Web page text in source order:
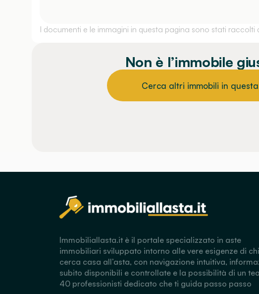
I documenti e le immagini in questa pagina sono stati
Non è l’immobile
Cerca altri immobili in
Immobiliallasta.it è il portale specializzato in aste
immobiliari sviluppato intorno alle vere esigenze di chi
cerca casa all’asta, con navigazione intuitiva,
subito disponibili e controllate e la possibilità di un
40 professionisti dedicato che ti guida passo passo